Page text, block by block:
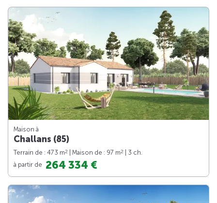
Maison à
Challans (85)
Terrain de : 473 m2 | Maison de : 97 m2
| 3 ch.
à partir de 264 334 €